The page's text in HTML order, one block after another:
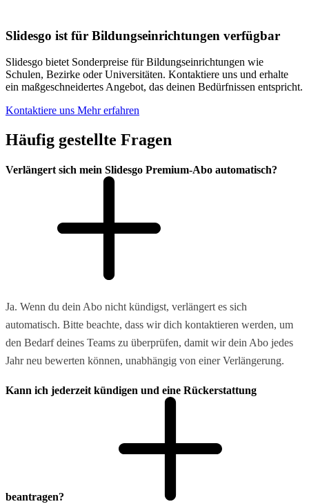
Slidesgo ist für Bildungseinrichtungen verfügbar
Slidesgo bietet Sonderpreise für Bildungseinrichtungen wie
Schulen, Bezirke oder Universitäten. Kontaktiere uns und erhalte
ein maßgeschneidertes Angebot, das deinen Bedürfnissen entspricht.
Kontaktiere uns Mehr erfahren
Häufig gestellte Fragen
Verlängert sich mein Slidesgo Premium-Abo automatisch?
Ja. Wenn du dein Abo nicht kündigst, verlängert es sich
automatisch. Bitte beachte, dass wir dich kontaktieren werden, um
den Bedarf deines Teams zu überprüfen, damit wir dein Abo jedes
Jahr neu bewerten können, unabhängig von einer Verlängerung.
Kann ich jederzeit kündigen und eine Rückerstattung
beantragen?